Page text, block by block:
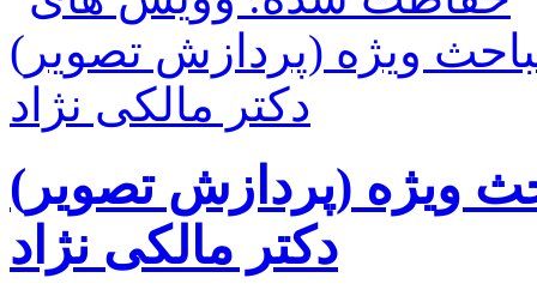
ویژه (پردازش تصویر)
دکتر مالکی نژاد